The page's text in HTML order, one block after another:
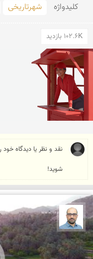
کلید‌واژه شهرتاریخی
102.6K بازدید
بابک ارجمندی